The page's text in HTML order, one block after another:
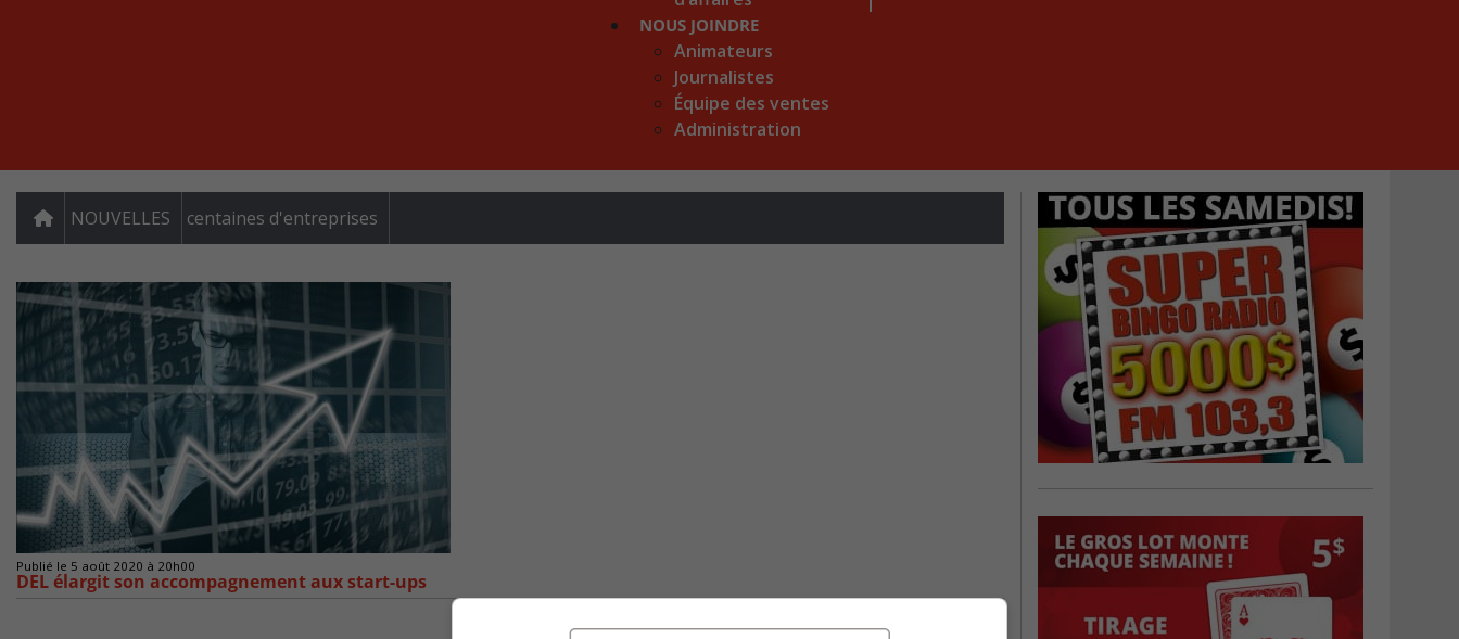
NOUS JOINDRE
Animateurs
Journalistes
Équipe des ventes
Administration
NOUVELLES centaines d'entreprises
Publié le 5 août 2020 à 20h00
DEL élargit son accompagnement aux start-ups